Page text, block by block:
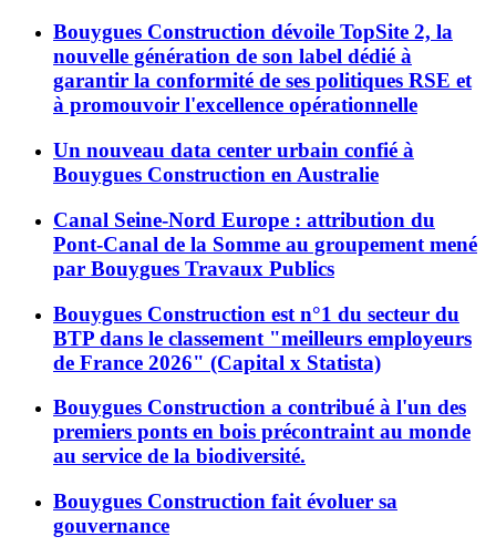
Bouygues Construction dévoile TopSite 2, la
nouvelle génération de son label dédié à
garantir la conformité de ses politiques RSE et
à promouvoir l'excellence opérationnelle
Un nouveau data center urbain confié à
Bouygues Construction en Australie
Canal Seine-Nord Europe : attribution du
Pont-Canal de la Somme au groupement mené
par Bouygues Travaux Publics
Bouygues Construction est n°1 du secteur du
BTP dans le classement "meilleurs employeurs
de France 2026" (Capital x Statista)
Bouygues Construction a contribué à l'un des
premiers ponts en bois précontraint au monde
au service de la biodiversité.
Bouygues Construction fait évoluer sa
gouvernance